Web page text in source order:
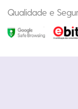
Qualidade e